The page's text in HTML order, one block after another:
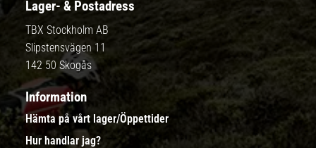
Lager- & Postadress
TBX Stockholm AB
Slipstensvägen 11
142 50 Skogås
Information
Hämta på vårt lager/Öppettider
Hur handlar jag?